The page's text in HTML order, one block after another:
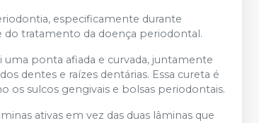
especificamente durante
do tratamento da doença periodontal.
uma ponta afiada e curvada, juntamente
dentes e raízes dentárias. Essa cureta é
os sulcos gengivais e bolsas periodontais.
ativas em vez das duas lâminas que